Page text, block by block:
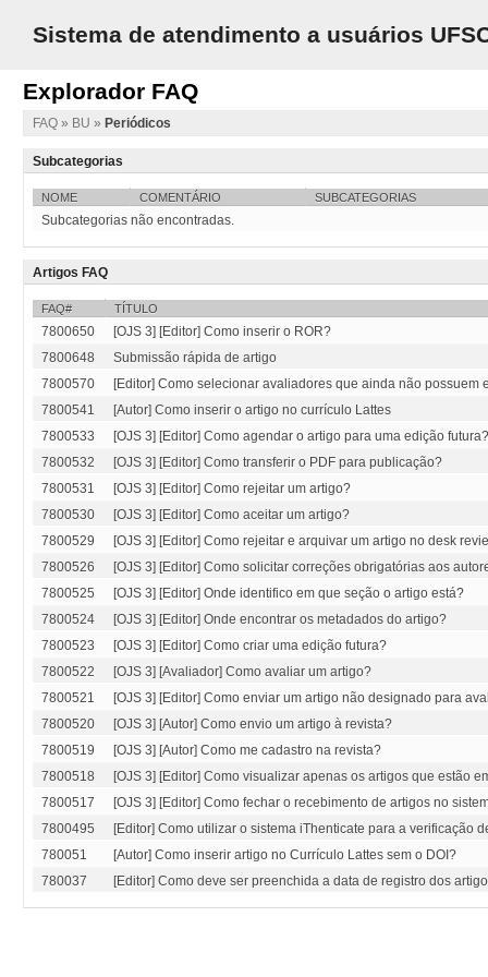
Sistema de atendimento a usuários
Explorador FAQ
FAQ » BU » Periódicos
Subcategorias
NOME COMENTÁRIO SUBCATEGORIAS
Subcategorias não encontradas.
Artigos FAQ
FAQ# TÍTULO
7800650
[OJS 3] [Editor] Como inserir o ROR?
7800648
Submissão rápida de artigo
7800570
[Editor] Como selecionar avaliadores que ainda não possuem
7800541
[Autor] Como inserir o artigo no currículo Lattes
7800533
[OJS 3] [Editor] Como agendar o artigo para uma edição futura?
7800532
[OJS 3] [Editor] Como transferir o PDF para publicação?
7800531
[OJS 3] [Editor] Como rejeitar um artigo?
7800530
[OJS 3] [Editor] Como aceitar um artigo?
7800529
[OJS 3] [Editor] Como rejeitar e arquivar um artigo no desk
7800526
[OJS 3] [Editor] Como solicitar correções obrigatórias aos
7800525
[OJS 3] [Editor] Onde identifico em que seção o artigo está?
7800524
[OJS 3] [Editor] Onde encontrar os metadados do artigo?
7800523
[OJS 3] [Editor] Como criar uma edição futura?
7800522
[OJS 3] [Avaliador] Como avaliar um artigo?
7800521
[OJS 3] [Editor] Como enviar um artigo não designado para
7800520
[OJS 3] [Autor] Como envio um artigo à revista?
7800519
[OJS 3] [Autor] Como me cadastro na revista?
7800518
[OJS 3] [Editor] Como visualizar apenas os artigos que estão
7800517
[OJS 3] [Editor] Como fechar o recebimento de artigos no
7800495
[Editor] Como utilizar o sistema iThenticate para a verificação
780051
[Autor] Como inserir artigo no Currículo Lattes sem o DOI?
780037
[Editor] Como deve ser preenchida a data de registro dos